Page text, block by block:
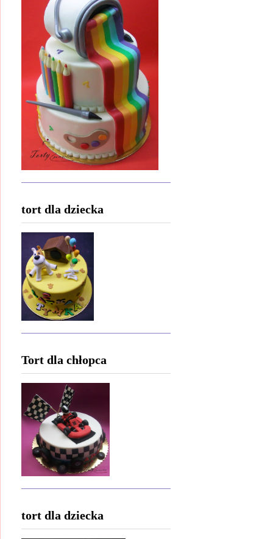
tort dla dziecka
Tort dla chłopca
tort dla dziecka